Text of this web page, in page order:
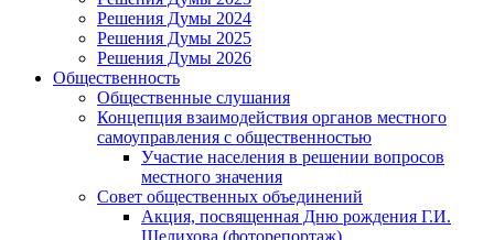
Решения Думы 2024
Решения Думы 2025
Решения Думы 2026
Общественность
Общественные слушания
Концепция взаимодействия органов местного
самоуправления с общественностью
Участие населения в решении вопросов
местного значения
Совет общественных объединений
Акция, посвященная Дню рождения Г.И.
Шелихова (фоторепортаж)